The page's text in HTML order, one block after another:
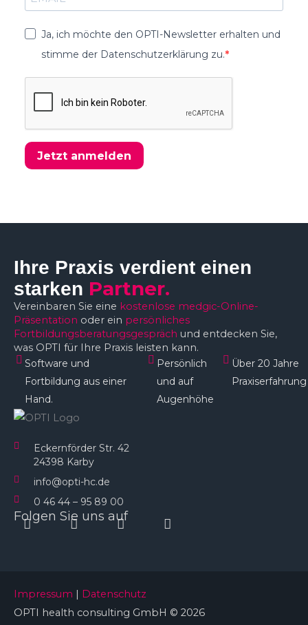
Ja, ich möchte den OPTI-Newsletter erhalten und
stimme der Datenschutzerklärung zu.
Jetzt anmelden
Eckernförder Str. 42
24398 Karby
info@opti-hc.de
0 46 44 – 95 89 00
Ihre Praxis verdient einen
starken Partner.
Vereinbaren Sie eine kostenlose medgic-Online-
Präsentation oder ein persönliches
Fortbildungsberatungsgespräch und entdecken Sie,
was OPTI für Ihre Praxis leisten kann.
Software und
Fortbildung aus einer
Hand.
Persönlich
und auf
Augenhöhe​
Über 20 Jahre
Praxiserfahrung
Folgen Sie uns auf
InstagramFacebookLinkedinYoutube
Impressum | Datenschutz
OPTI health consulting GmbH © 2026